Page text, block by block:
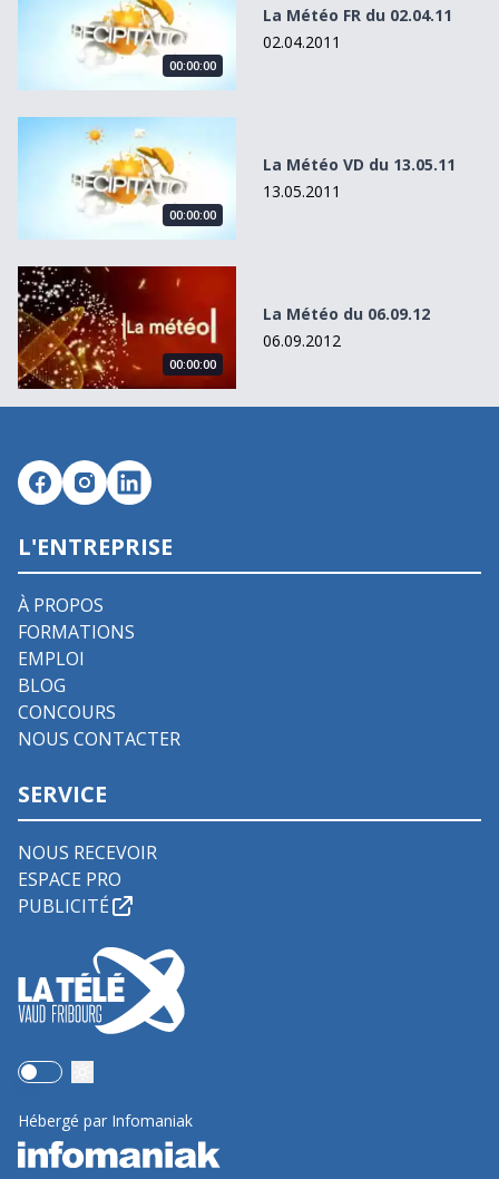
00:00:00
La Météo FR du 02.04.11
02.04.2011
La Météo VD du 13.05.11
00:00:00
La Météo VD du 13.05.11
13.05.2011
La Météo du 06.09.12
00:00:00
La Météo du 06.09.12
06.09.2012
L'ENTREPRISE
À PROPOS
FORMATIONS
EMPLOI
BLOG
CONCOURS
NOUS CONTACTER
SERVICE
NOUS RECEVOIR
ESPACE PRO
PUBLICITÉ
Use setting
Hébergé par Infomaniak